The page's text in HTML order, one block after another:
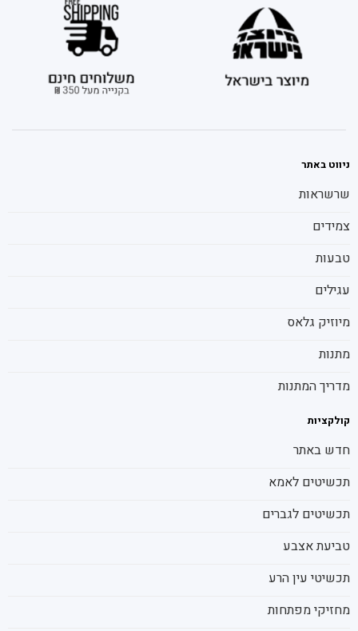
ניווט באתר
שרשראות
צמידים
טבעות
עגילים
מיוזיק גלאס
מתנות
מדריך המתנות
קולקציות
חדש באתר
תכשיטים לאמא
תכשיטים לגברים
טביעת אצבע
תכשיטי עין הרע
מחזיקי מפתחות